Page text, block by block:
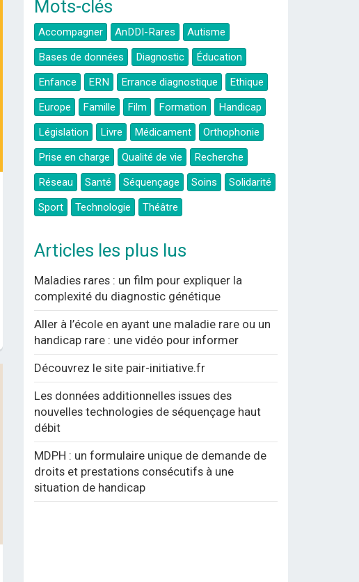
Mots-clés
Accompagner AnDDI-Rares
Autisme
Bases de données
Diagnostic
Éducation
Enfance
ERN Errance diagnostique
Ethique
Europe
Famille Film Formation
Handicap
Législation
Livre Médicament
Orthophonie
Prise en charge
Qualité de vie
Recherche
Réseau
Santé Séquençage Soins
Solidarité
Sport
Technologie Théâtre
Articles les plus lus
Maladies rares : un film pour expliquer la
complexité du diagnostic génétique
Aller à l’école en ayant une maladie rare ou un
handicap rare : une vidéo pour informer
Découvrez le site pair-initiative.fr
Les données additionnelles issues des
nouvelles technologies de séquençage haut
débit
MDPH : un formulaire unique de demande de
droits et prestations consécutifs à une
situation de handicap